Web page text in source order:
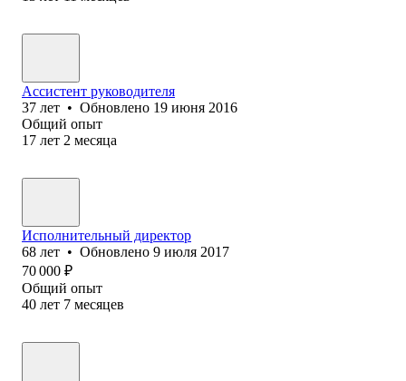
Ассистент руководителя
37 лет • Обновлено 19 июня 2016
Общий опыт
17 лет 2 месяца
Исполнительный директор
68 лет • Обновлено 9 июля 2017
70 000 ₽
Общий опыт
40 лет 7 месяцев